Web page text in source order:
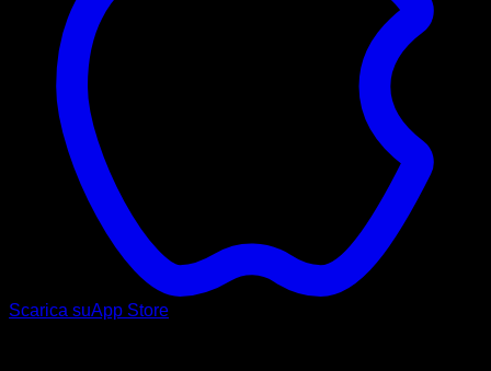
Scarica suApp Store